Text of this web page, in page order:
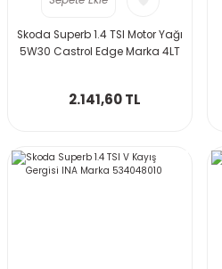
Skoda Superb 1.4 TSI Motor Yağı
5W30 Castrol Edge Marka 4LT
2.141,60 TL